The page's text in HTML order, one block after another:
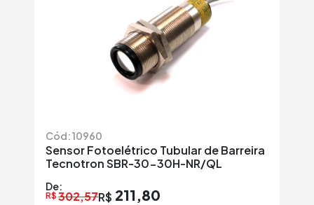
Cód: 10960
Sensor Fotoelétrico Tubular de Barreira
Tecnotron SBR-30-30H-NR/QL
De:
R$ 302,57R$ 211,80